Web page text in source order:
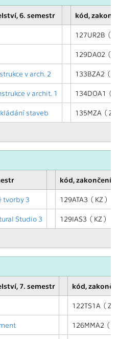
6. semestr kód,
127UR2B (
129DA02 (
v arch. 2 133BZA2 (
v archit. 1 134DOA1 (
staveb 135MZA (
kód, zakončení
tvorby 3 129ATA3 ( KZ )
Studio 3 129IAS3 ( KZ )
7. semestr kód,
122TS1A (
126MMA2 (